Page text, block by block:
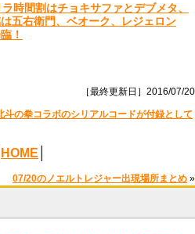
時間割はチョキサファとデブメタ、
五右衛門、ベオーク、レジェロン
！
［最終更新日］2016/07/20
の拳コラボのシリアルコードが付録として
HOME
07/20のノエルトレジャー出現場所まとめ »